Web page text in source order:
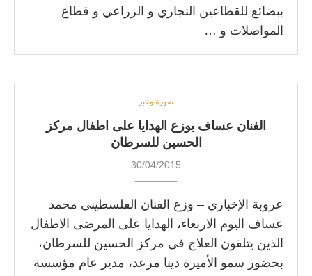
ببضائع للقطاعين التجاري و الزراعي و قطاع
المواصلات و …
صورة وخبر
الفنان عساف يوزع الهدايا على اطفال مركز
الحسين للسرطان
30/04/2015
عروبة الإخباري – وزع الفنان الفلسطيني محمد
عساف اليوم الاربعاء، الهدايا على المرضى الاطفال
الذين يتلقون العلاج في مركز الحسين للسرطان،
بحضور سمو الأميرة دينا مرعد، مدير عام مؤسسة